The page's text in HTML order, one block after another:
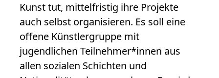
Kunst tut, mittelfristig ihre Projekte
auch selbst organisieren. Es soll eine
offene Künstlergruppe mit
jugendlichen Teilnehmer*innen aus
allen sozialen Schichten und